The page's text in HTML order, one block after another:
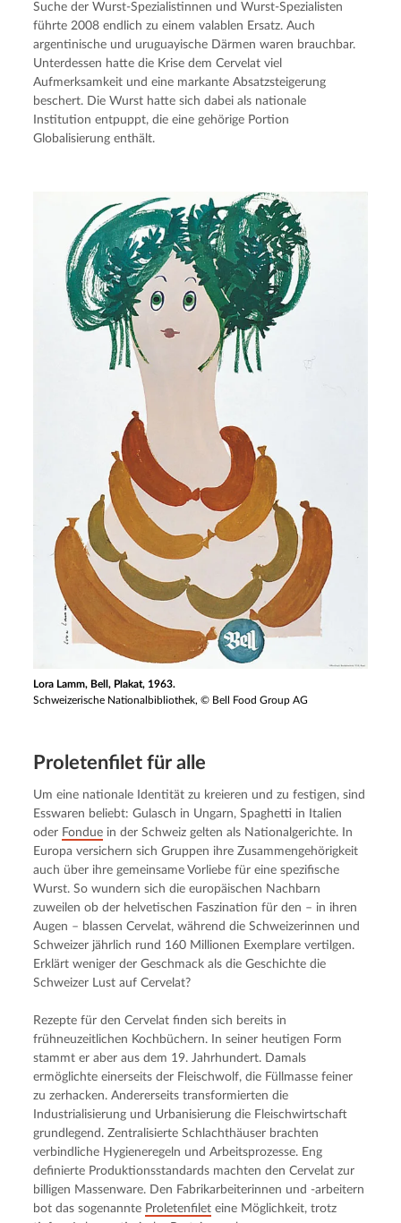
Suche der Wurst-Spezialistinnen und Wurst-Spezialisten
führte 2008 endlich zu einem valablen Ersatz. Auch
argentinische und uruguayische Därmen waren brauchbar.
Unterdessen hatte die Krise dem Cervelat viel
Aufmerksamkeit und eine markante Absatzsteigerung
beschert. Die Wurst hatte sich dabei als nationale
Institution entpuppt, die eine gehörige Portion
Globalisierung enthält.
Lora Lamm, Bell, Plakat, 1963.
Schweizerische Nationalbibliothek, © Bell Food Group AG
Proleten­fi­let für alle
Um eine nationale Identität zu kreieren und zu festigen, sind
Esswaren beliebt: Gulasch in Ungarn, Spaghetti in Italien
oder Fondue in der Schweiz gelten als Nationalgerichte. In
Europa versichern sich Gruppen ihre Zusammengehörigkeit
auch über ihre gemeinsame Vorliebe für eine spezifische
Wurst. So wundern sich die europäischen Nachbarn
zuweilen ob der helvetischen Faszination für den – in ihren
Augen – blassen Cervelat, während die Schweizerinnen und
Schweizer jährlich rund 160 Millionen Exemplare vertilgen.
Erklärt weniger der Geschmack als die Geschichte die
Schweizer Lust auf Cervelat?
Rezepte für den Cervelat finden sich bereits in
frühneuzeitlichen Kochbüchern. In seiner heutigen Form
stammt er aber aus dem 19. Jahrhundert. Damals
ermöglichte einerseits der Fleischwolf, die Füllmasse feiner
zu zerhacken. Andererseits transformierten die
Industrialisierung und Urbanisierung die Fleischwirtschaft
grundlegend. Zentralisierte Schlachthäuser brachten
verbindliche Hygieneregeln und Arbeitsprozesse. Eng
definierte Produktionsstandards machten den Cervelat zur
billigen Massenware. Den Fabrikarbeiterinnen und -arbeitern
bot das sogenannte Proletenfilet eine Möglichkeit, trotz